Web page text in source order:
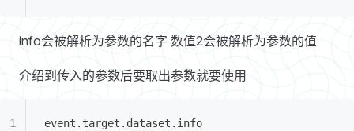
info会被解析为参数的名字 数值2会被解析为参数的值
介绍到传入的参数后要取出参数就要使用
event.target.dataset.info